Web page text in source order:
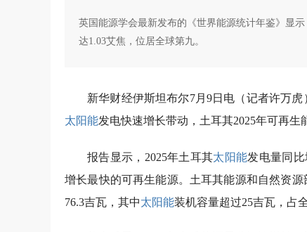
英国能源学会最新发布的《世界能源统计年鉴》显
达1.03艾焦，位居全球第九。
新华财经伊斯坦布尔7月9日电（记者许万
太阳能发电快速增长带动，土耳其2025年可再生
报告显示，2025年土耳其太阳能发电量同
增长最快的可再生能源。土耳其能源和自然资
76.3吉瓦，其中太阳能装机容量超过25吉瓦，占